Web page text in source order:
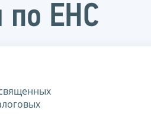
по ЕНС